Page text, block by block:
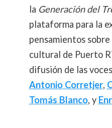
la Generación del
plataforma para la
pensamientos
cultural de Puerto
difusión de las
Antonio Corretjer,
Tomás Blanco, y